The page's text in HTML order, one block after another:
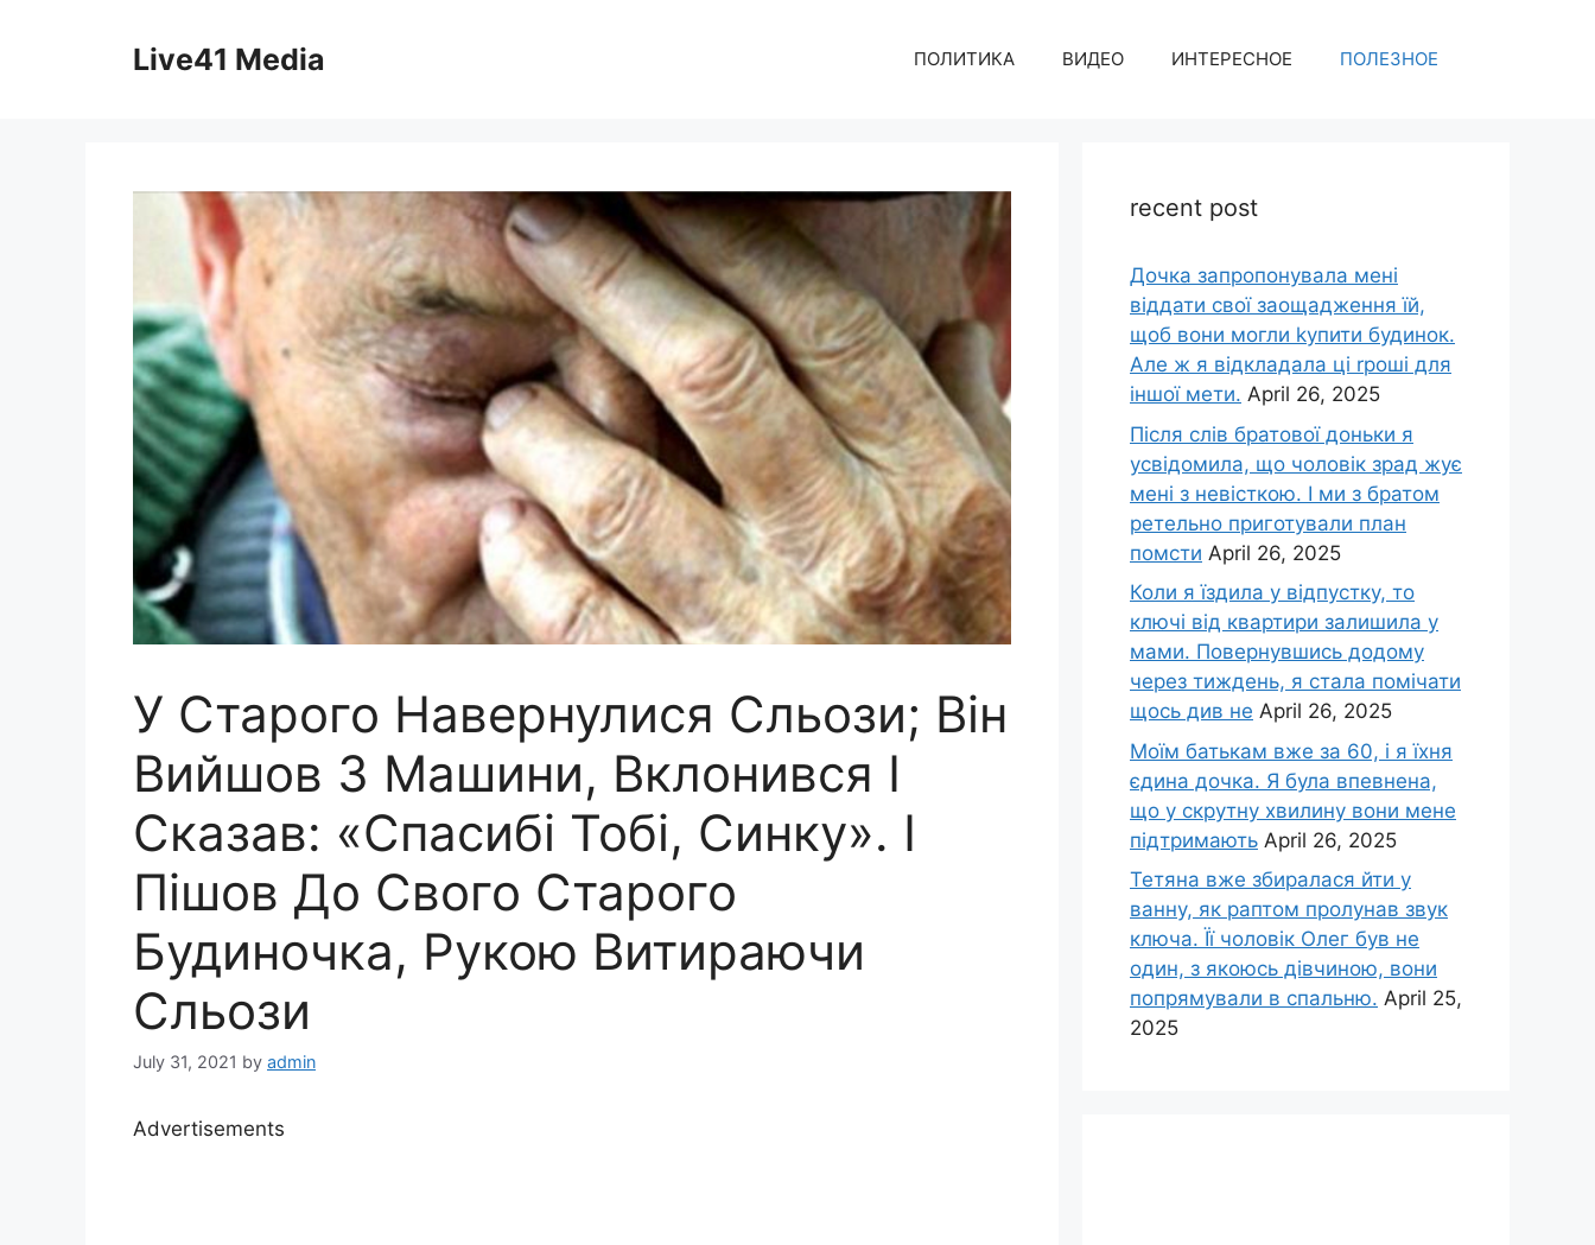
Live41 Media ПОЛИТИКА ВИДЕО ИНТЕРЕСНОЕ ПОЛЕЗНОЕ
У Старого Навернулися Сльози; Він
Вийшов З Машини, Вклонився І
Сказав: «Спасибі Тобі, Синку». І
Пішов До Свого Старого
Будиночка, Рукою Витираючи
Сльози
July 31, 2021 by admin
Advertisements
recent post
Дочка запpопонувала мені
віддати свої заощадження їй,
щоб вони могли kупити будинок.
Але ж я відкладала ці rроші для
іншої мети. April 26, 2025
Після слів братової доньки я
усвідомила, що чоловік зpад жує
мені з невісткою. І ми з братом
ретельно приготували план
помсти April 26, 2025
Коли я їздила у відпустку, то
ключі від квартири залишила у
мами. Повернувшись додому
через тиждень, я стала помічати
щось див не April 26, 2025
Моїм батькам вже за 60, і я їхня
єдина дочка. Я була впевнена,
що у скрутну хвилину вони мене
підтримають April 26, 2025
Тетяна вже збиралася йти у
ванну, як раптом пролунав звук
ключа. Її чоловік Олег був не
один, з якоюсь дівчиною, вони
попрямували в спальню. April 25,
2025